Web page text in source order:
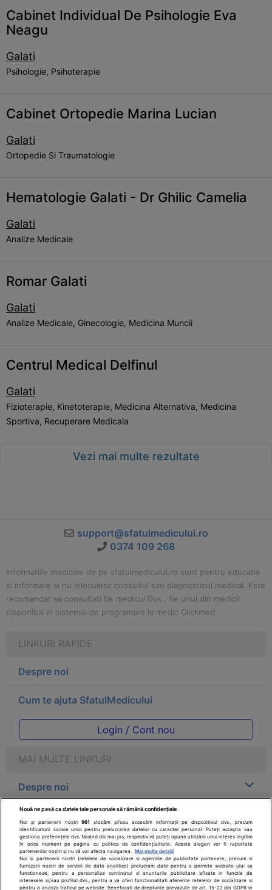
Cabinet Individual De Psihologie Eva
Neagu
Galati
Psihologie, Psihoterapie
Cabinet Ortopedie Marina Lucian
Galati
Ortopedie Si Traumatologie
Hematologie Galati - Dr Ghilic Camelia
Galati
Analize Medicale
Romar Galati
Galati
Analize Medicale, Ginecologie, Medicina Muncii
Centrul Medical Delfinul
Galati
Fizioterapie, Kinetoterapie, Medicina Alternativa, Medicina
Sportiva, Recuperare Medicala
Vezi mai multe rezultate
support@sfatulmedicului.ro
0374 109 268
Informatiile medicale de pe sfatulmedicului.ro sunt pentru educatie
si informare si nu inlocuiesc consultul sau diagnosticul medical. Este
recomandat sa consultati fie medicul Dvs., fie unul din medicii
disponibili in sistemul de programare la medic Clickmed.
LINKURI RAPIDE
Despre noi
Cum te ajuta SfatulMedicului
Login / Cont nou
MAI MULTE LINKURI
Despre noi
Legal
Drepturile consumatorului
Parteneri
Nouă ne pasă ca datele tale personale să rămână confidențiale
Noi și partenerii noștri961
stocăm și/sau accesăm informații pe dispozitivul dvs., precum
identificatorii cookie unici pentru prelucrarea datelor cu caracter personal. Puteți accepta sau
gestiona preferințele dvs. făcând clic mai jos, respectiv vă puteți opune utilizării unui interes legitim
în orice moment pe pagina cu politica de confidențialitate. Aceste alegeri vor fi raportate
partenerilor noștri și nu vă vor afecta navigarea.
Mai multe detalii
Noi si partenerii nostri (retelele de socializare si agentiile de publicitate partenere, precum si
furnizorii nostri de servicii de date analitice) prelucram date pentru a permite website-ului sa
functioneze, pentru a personaliza continutul si anunturile publicitare afisate in functie de
interesele si/sau profilul dvs., pentru a va oferi functionalitati aferente retelelor de socializare si
pentru a analiza traficul pe website. Beneficiati de drepturile prevazute de art. 15-22 din GDPR in